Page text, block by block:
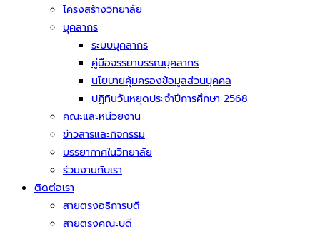
โครงสร้างวิทยาลัย
บุคลากร
ระบบบุคลากร
คู่มือจรรยาบรรณบุคลากร
นโยบายคุ้มครองข้อมูลส่วนบุคคล
ปฏิทินวันหยุดประจำปีการศึกษา 2568
คณะและหน่วยงาน
ข่าวสารและกิจกรรม
บรรยากาศในวิทยาลัย
ร่วมงานกับเรา
ติดต่อเรา
สายตรงอธิการบดี
สายตรงคณะบดี